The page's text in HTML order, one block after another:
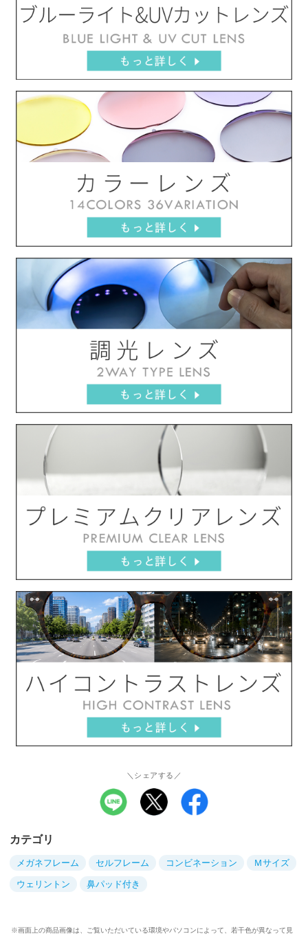
＼シェアする／
カテゴリ
メガネフレーム セルフレーム コンビネーション Ｍサイズ
ウェリントン 鼻パッド付き
※画面上の商品画像は、ご覧いただいている環境やパソコンによって、若干色が異なって見